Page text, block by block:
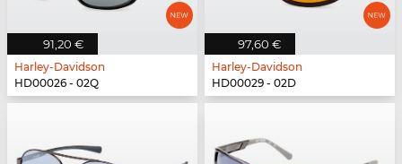
91,20 €
Harley-Davidson
HD00026 - 02Q
97,60 €
Harley-Davidson
HD00029 - 02D